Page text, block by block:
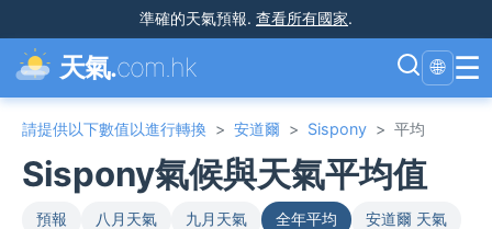
準確的天氣預報. 查看所有國家.
天氣.com.hk 🌐 ☰
請提供以下數值以進行轉換 > 安道爾 > Sispony > 平均
Sispony氣候與天氣平均值
預報 八月天氣 九月天氣 全年平均 安道爾 天氣